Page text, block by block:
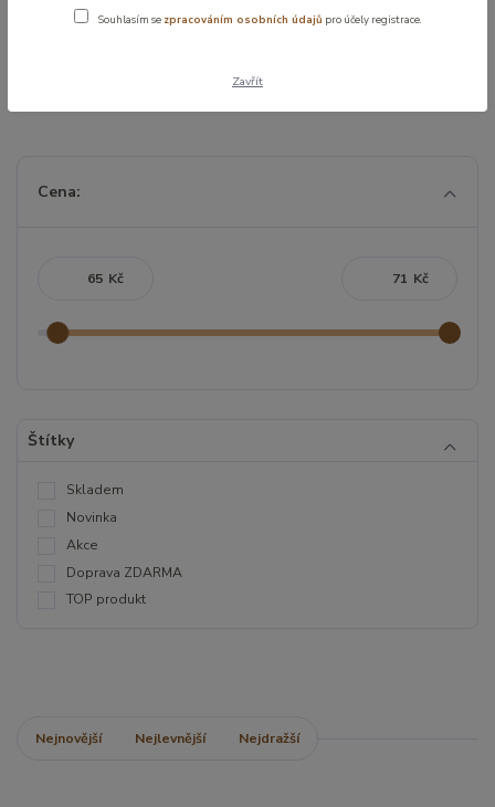
instalaci. Kompletní příslušenství, které usnadní montáž i výměnu
Cena:
Kč Kč
Štítky
Skladem
Novinka
Akce
Doprava ZDARMA
TOP produkt
Nejnovější Nejlevnější Nejdražší
Souhlasím se zpracováním osobních údajů pro účely registrace.
Zavřít